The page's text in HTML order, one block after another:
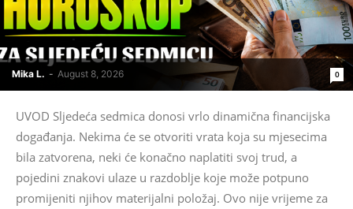
Mika L. - August 8, 2026 0
UVOD Sljedeća sedmica donosi vrlo dinamična financijska
događanja. Nekima će se otvoriti vrata koja su mjesecima
bila zatvorena, neki će konačno naplatiti svoj trud, a
pojedini znakovi ulaze u razdoblje koje može potpuno
promijeniti njihov materijalni položaj. Ovo nije vrijeme za